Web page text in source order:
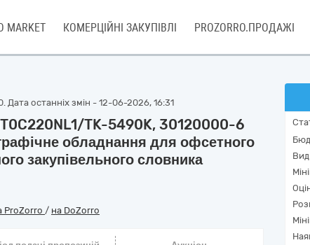
MARKET КОМЕРЦІЙНІ ЗАКУПІВЛІ PROZORRO.ПРОДАЖІ
останніх змін - 12-06-2026, 16:31
TK-5490K, 30120000-6
обладнання для офсетного
закупівельного словника
ProZorro / на DoZorro
Вид